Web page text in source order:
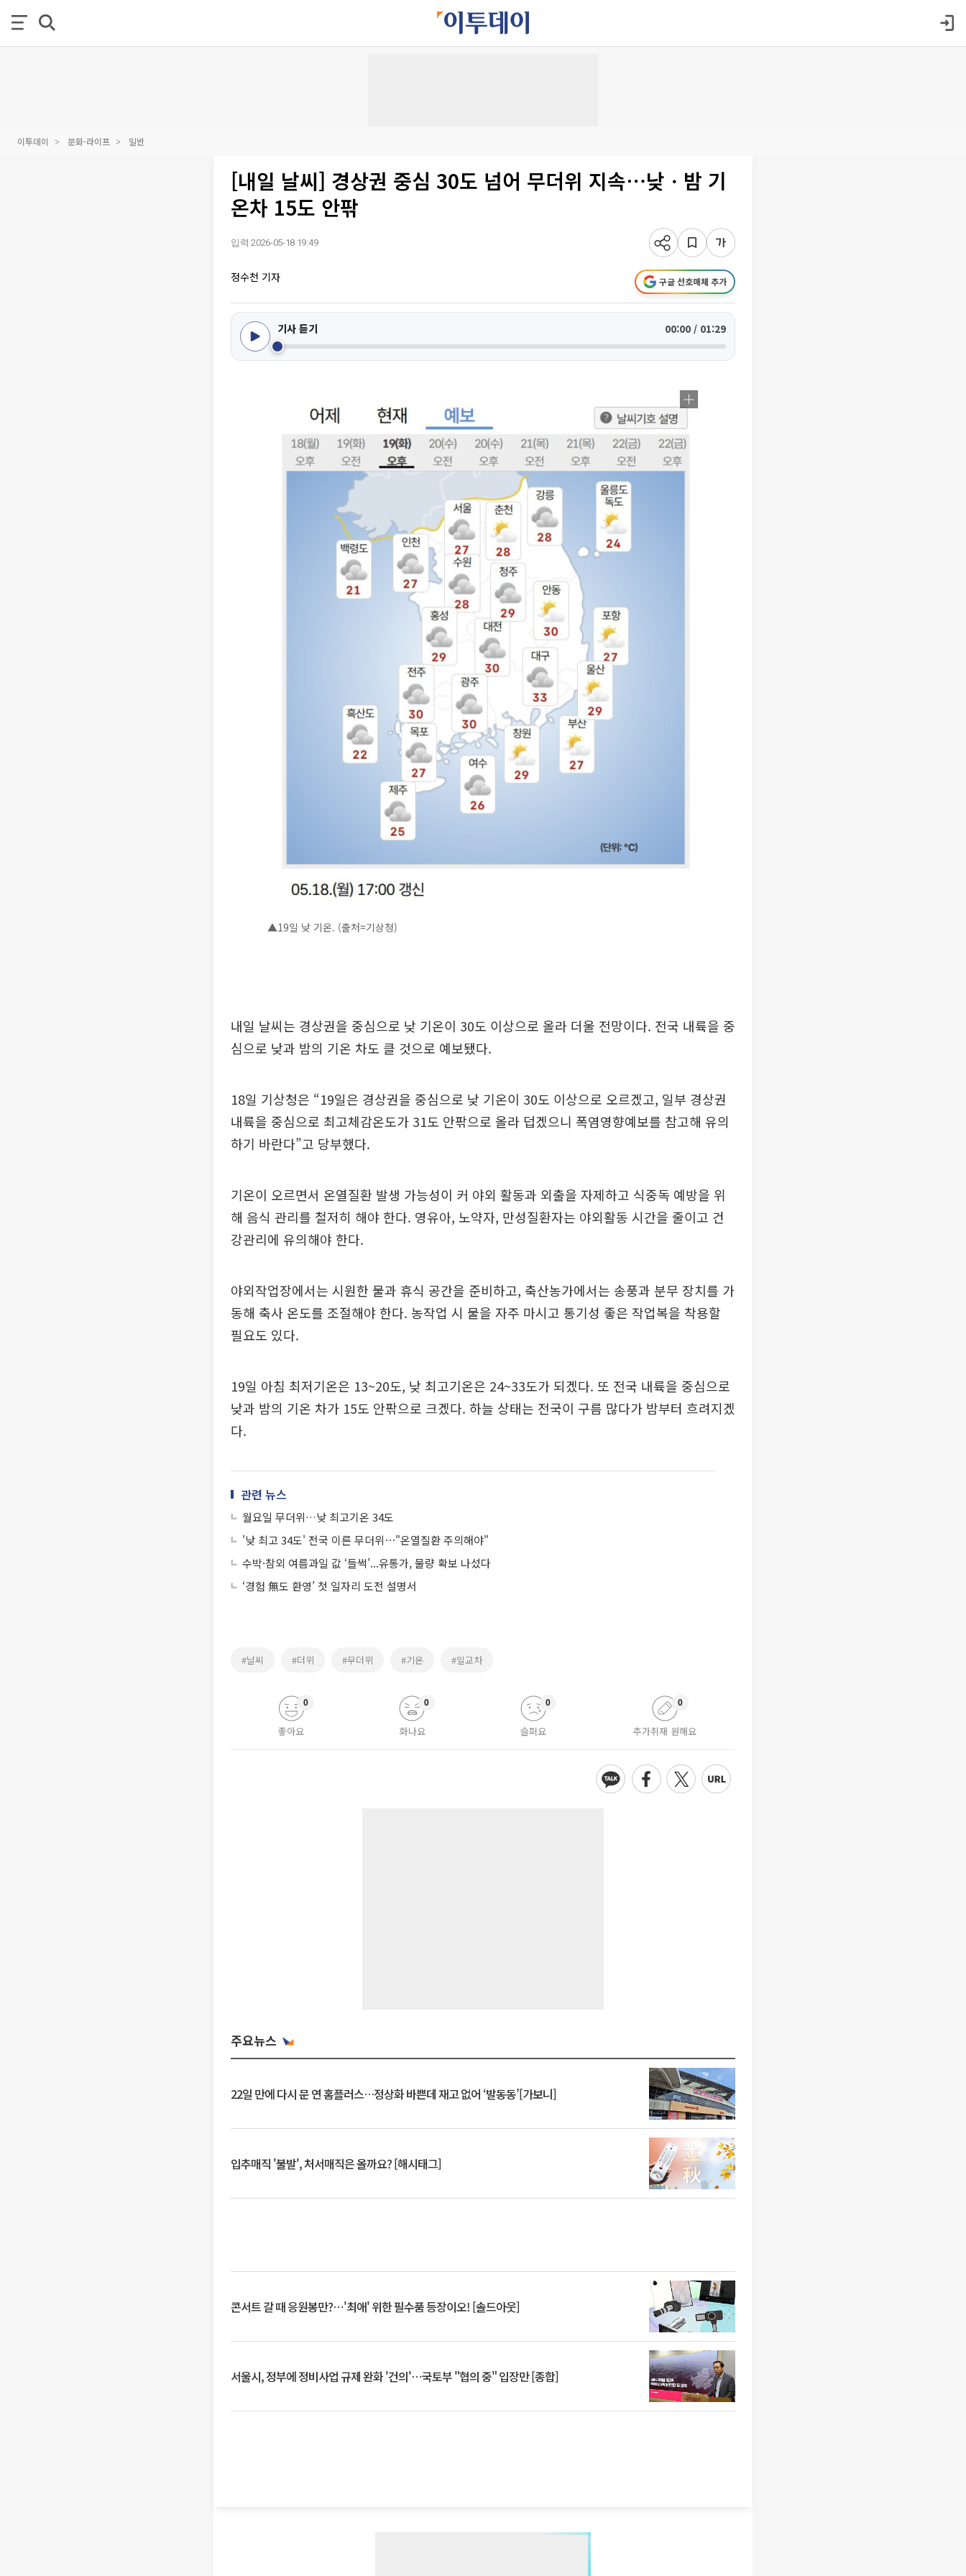
이투데이 문화·라이프 일반
[내일 날씨] 경상권 중심 30도 넘어 무더위 지속⋯낮ㆍ밤 기
온차 15도 안팎
입력 2026-05-18 19:49
정수천 기자 구글 선호매체 추가
기사 듣기 00:00 / 01:29
▲19일 낮 기온. (출처=기상청)
내일 날씨는 경상권을 중심으로 낮 기온이 30도 이상으로 올라 더울 전망이다. 전국 내륙을 중
심으로 낮과 밤의 기온 차도 클 것으로 예보됐다.
18일 기상청은 “19일은 경상권을 중심으로 낮 기온이 30도 이상으로 오르겠고, 일부 경상권
내륙을 중심으로 최고체감온도가 31도 안팎으로 올라 덥겠으니 폭염영향예보를 참고해 유의
하기 바란다”고 당부했다.
기온이 오르면서 온열질환 발생 가능성이 커 야외 활동과 외출을 자제하고 식중독 예방을 위
해 음식 관리를 철저히 해야 한다. 영유아, 노약자, 만성질환자는 야외활동 시간을 줄이고 건
강관리에 유의해야 한다.
야외작업장에서는 시원한 물과 휴식 공간을 준비하고, 축산농가에서는 송풍과 분무 장치를 가
동해 축사 온도를 조절해야 한다. 농작업 시 물을 자주 마시고 통기성 좋은 작업복을 착용할
필요도 있다.
19일 아침 최저기온은 13~20도, 낮 최고기온은 24~33도가 되겠다. 또 전국 내륙을 중심으로
낮과 밤의 기온 차가 15도 안팎으로 크겠다. 하늘 상태는 전국이 구름 많다가 밤부터 흐려지겠
다.
관련 뉴스
월요일 무더위…낮 최고기온 34도
'낮 최고 34도' 전국 이른 무더위⋯"온열질환 주의해야"
수박·참외 여름과일 값 ‘들썩’...유통가, 물량 확보 나섰다
‘경험 無도 환영’ 첫 일자리 도전 설명서
#날씨 #더위 #무더위 #기온 #일교차
좋아요
0
화나요
0
슬퍼요
0
추가취재 원해요
0
주요뉴스
22일 만에 다시 문 연 홈플러스…정상화 바쁜데 재고 없어 ‘발동동’[가보니]
입추매직 '불발', 처서매직은 올까요? [해시태그]
콘서트 갈 때 응원봉만?⋯'최애' 위한 필수품 등장이오! [솔드아웃]
서울시, 정부에 정비사업 규제 완화 '건의'⋯국토부 "협의 중" 입장만 [종합]